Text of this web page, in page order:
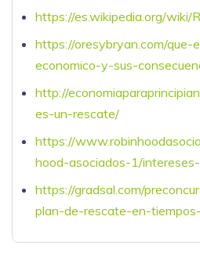
https://es.wikipedia.org/wiki/
https://oresybryan.com/que-
economico-y-sus-
http://
es-un-rescate/
https://
hood-asociados-1/
https://gradsal.com/
plan-de-rescate-en-